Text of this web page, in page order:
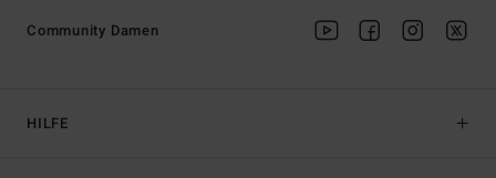
HILFE
Community Damen